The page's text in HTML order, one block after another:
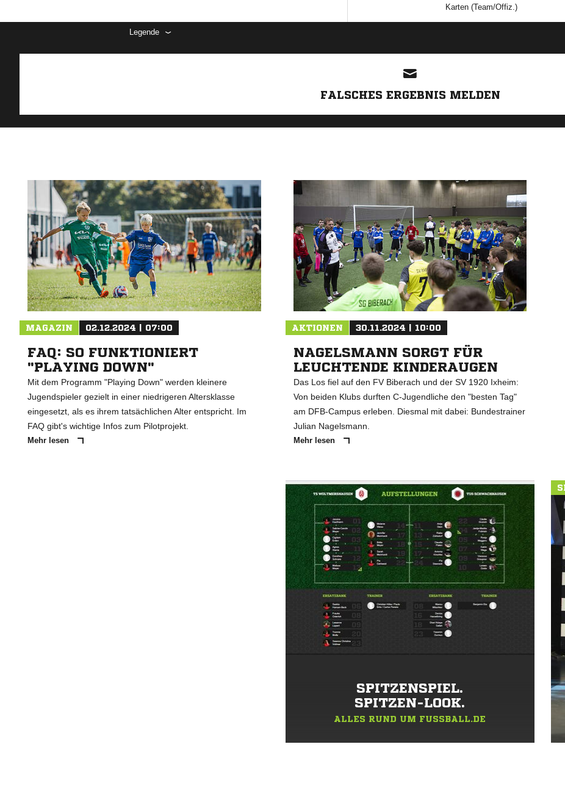
Karten (Team/Offiz.)
Legende
FALSCHES ERGEBNIS MELDEN
MAGAZIN 02.12.2024 | 07:00
FAQ: SO FUNKTIONIERT
"PLAYING DOWN"
Mit dem Programm "Playing Down" werden kleinere
Jugendspieler gezielt in einer niedrigeren Altersklasse
eingesetzt, als es ihrem tatsächlichen Alter entspricht. Im
FAQ gibt's wichtige Infos zum Pilotprojekt.
Mehr lesen
AKTIONEN 30.11.2024 | 10:00
NAGELSMANN SORGT FÜR
LEUCHTENDE KINDERAUGEN
Das Los fiel auf den FV Biberach und der SV 1920 Ixheim:
Von beiden Klubs durften C-Jugendliche den "besten Tag"
am DFB-Campus erleben. Diesmal mit dabei: Bundestrainer
Julian Nagelsmann.
Mehr lesen
SPITZENSPIEL.
SPITZEN-LOOK.
ALLES RUND UM FUSSBALL.DE